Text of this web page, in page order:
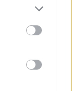
more Google
may click to
party tags to
below Google
η
μήνυμα στον
θα βάλει
παιδί και